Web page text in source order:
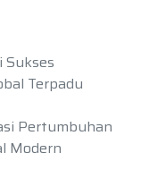
Sukses
Terpadu
Pertumbuhan
Modern